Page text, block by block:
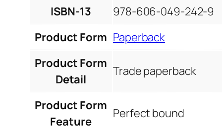
ISBN-13
978-606-049-242-9
Product Form Paperback
Product Form
Detail
Trade paperback
Product Form
Feature
Perfect bound